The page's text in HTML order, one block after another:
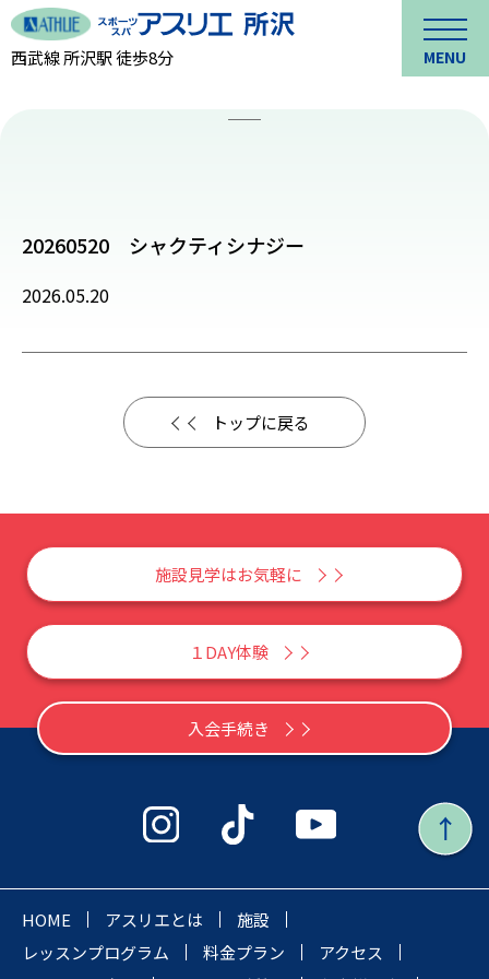
西武線 所沢駅 徒歩8分 MENU
20260520 シャクティシナジー
2026.05.20
トップに戻る
施設見学はお気軽に
１DAY体験
入会手続き
HOME アスリエとは
施設
レッスンプログラム
料金プラン
アクセス